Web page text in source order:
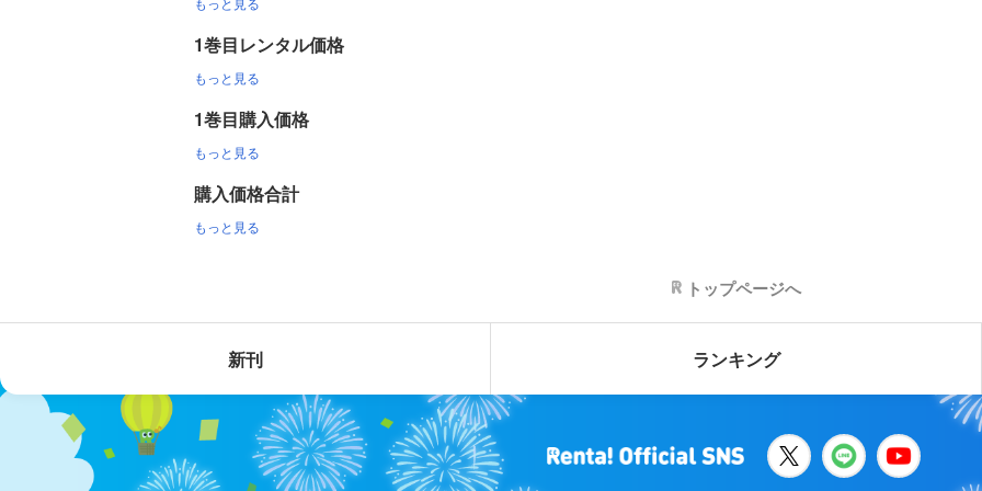
1巻目レンタル価格
もっと見る
1巻目購入価格
もっと見る
購入価格合計
もっと見る
トップページへ
新刊 ランキング